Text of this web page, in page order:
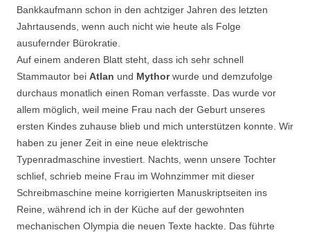
Bankkaufmann schon in den achtziger Jahren des letzten
Jahrtausends, wenn auch nicht wie heute als Folge
ausufernder Bürokratie.
Auf einem anderen Blatt steht, dass ich sehr schnell
Stammautor bei Atlan und Mythorwurde und demzufolge
durchaus monatlich einen Roman verfasste. Das wurde vor
allem möglich, weil meine Frau nach der Geburt unseres
ersten Kindes zuhause blieb und mich unterstützen konnte. Wir
haben zu jener Zeit in eine neue elektrische
Typenradmaschine investiert. Nachts, wenn unsere Tochter
schlief, schrieb meine Frau im Wohnzimmer mit dieser
Schreibmaschine meine korrigierten Manuskriptseiten ins
Reine, während ich in der Küche auf der gewohnten
mechanischen Olympia die neuen Texte hackte. Das führte